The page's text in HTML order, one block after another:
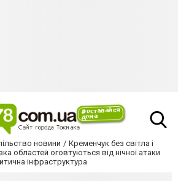
новини
Кременчук без світла і
областей оговтуються від нічної атаки
інфраструктура